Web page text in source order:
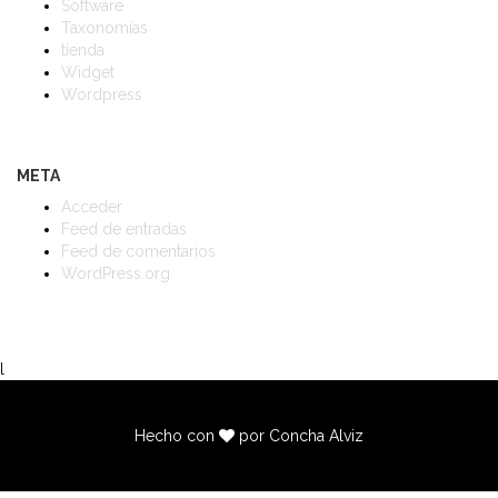
Software
Taxonomías
tienda
Widget
Wordpress
META
Acceder
Feed de entradas
Feed de comentarios
WordPress.org
l
Hecho con por Concha Alviz